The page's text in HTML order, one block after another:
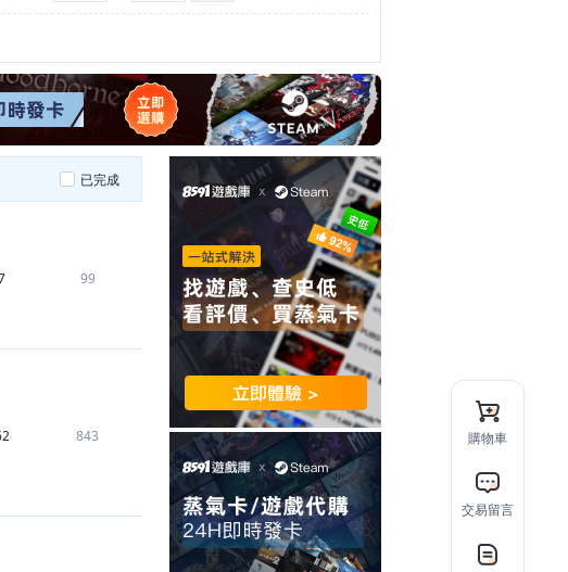
已完成
99
843 購物車
交易留言